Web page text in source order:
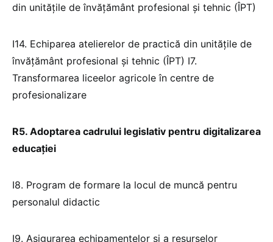
din unitățile de învățământ profesional și tehnic (ÎPT)
I14. Echiparea atelierelor de practică din unitățile de
învățământ profesional și tehnic (ÎPT) I7.
Transformarea liceelor agricole în centre de
profesionalizare
R5. Adoptarea cadrului legislativ pentru digitalizarea
educației
I8. Program de formare la locul de muncă pentru
personalul didactic
I9. Asigurarea echipamentelor și a resurselor